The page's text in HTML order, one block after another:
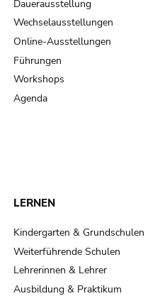
Dauerausstellung
Wechselausstellungen
Online-Ausstellungen
Führungen
Workshops
Agenda
LERNEN
Kindergarten & Grundschulen
Weiterführende Schulen
Lehrerinnen & Lehrer
Ausbildung & Praktikum